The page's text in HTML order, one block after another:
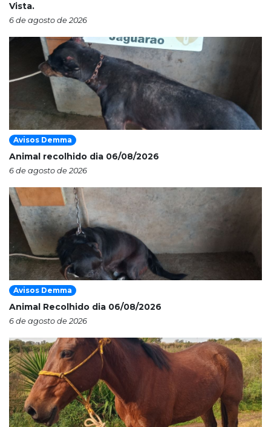
Vista.
6 de agosto de 2026
Avisos Demma
Animal recolhido dia 06/08/2026
6 de agosto de 2026
Avisos Demma
Animal Recolhido dia 06/08/2026
6 de agosto de 2026